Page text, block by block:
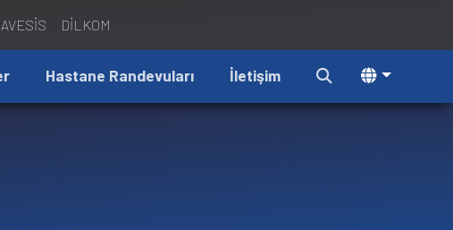
AVESİS DİLKOM
Hastane Randevuları İletişim